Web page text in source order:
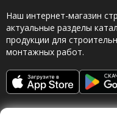
Наш интернет-магазин
актуальные разделы
продукции для
монтажных работ.